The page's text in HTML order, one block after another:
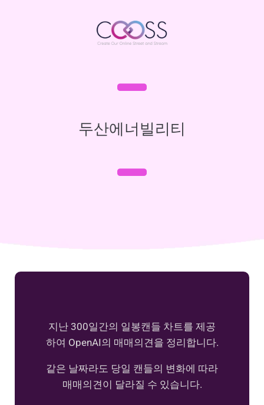
두산에너빌리티
지난 300일간의 일봉캔들 차트를 제공
하여 OpenAI의 매매의견을 정리합니다.
같은 날짜라도 당일 캔들의 변화에 따라
매매의견이 달라질 수 있습니다.